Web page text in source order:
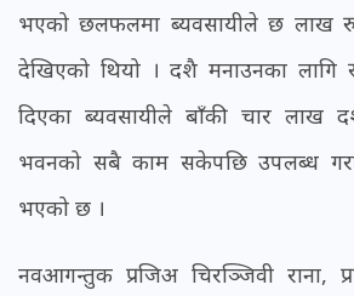
भएको छलफलमा ब्यवसायीले छ लाख
देखिएको थियो । दशै मनाउनका
दिएका ब्यवसायीले बाँकी चार लाख
भवनको सबै काम सकेपछि उपलब्ध
भएको छ ।
नवआगन्तुक प्रजिअ चिरञ्जिवी राना,